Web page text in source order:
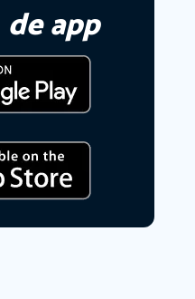
de app